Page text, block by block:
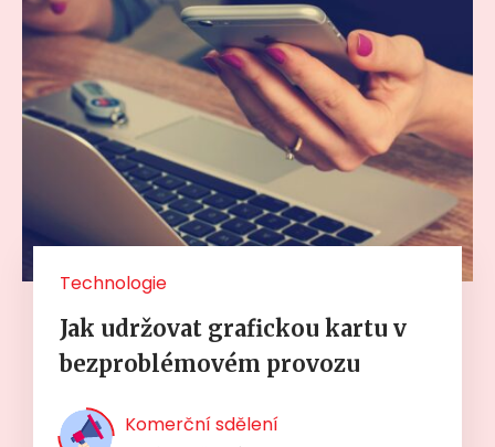
Technologie
Jak udržovat grafickou kartu v
bezproblémovém provozu
Komerční sdělení